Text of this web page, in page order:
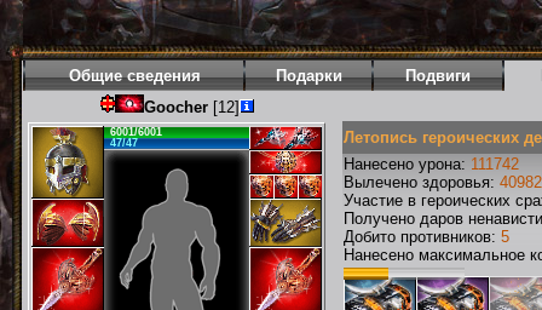
Общие сведения Подарки Подвиги
Goocher[12]
6001/6001
47/47
Летопись героических
Нанесено урона: 111742
Вылечено здоровья: 40982
Участие в героических
Получено даров
Добито противников: 5
Нанесено максимальное